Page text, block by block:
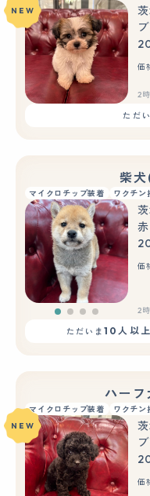
NEW
価
2
ただ
柴
マイクロチップ装着 ワクチン
赤
価
2
ただいま10人以上
ハーフ
マイクロチップ装着
ワクチン
NEW
価